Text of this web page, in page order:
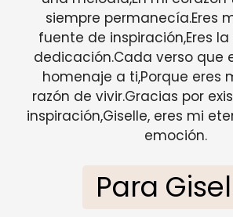
siempre permanecía.Eres
fuente de inspiración,Eres
dedicación.Cada verso que
homenaje a ti,Porque eres
razón de vivir.Gracias por
inspiración,Giselle, eres mi
emoción.
Para